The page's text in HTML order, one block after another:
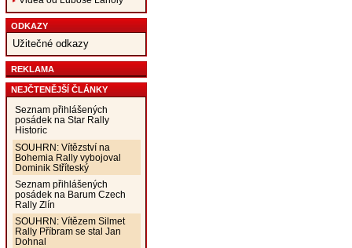
ODKAZY
Užitečné odkazy
REKLAMA
NEJČTENĚJŠÍ ČLÁNKY
Seznam přihlášených
posádek na Star Rally
Historic
SOUHRN: Vítězství na
Bohemia Rally vybojoval
Dominik Stříteský
Seznam přihlášených
posádek na Barum Czech
Rally Zlín
SOUHRN: Vítězem Silmet
Rally Příbram se stal Jan
Dohnal